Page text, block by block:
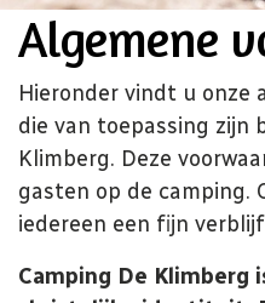
Algemene
Hieronder vindt u onze
die van toepassing zijn
Klimberg. Deze
gasten op de camping.
iedereen een fijn
Camping De Klimberg